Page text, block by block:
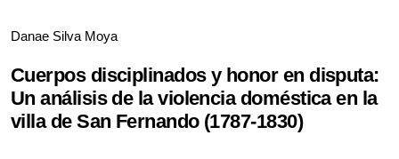
Danae Silva Moya
Cuerpos disciplinados y honor en disputa:
Un análisis de la violencia doméstica en la
villa de San Fernando (1787-1830)